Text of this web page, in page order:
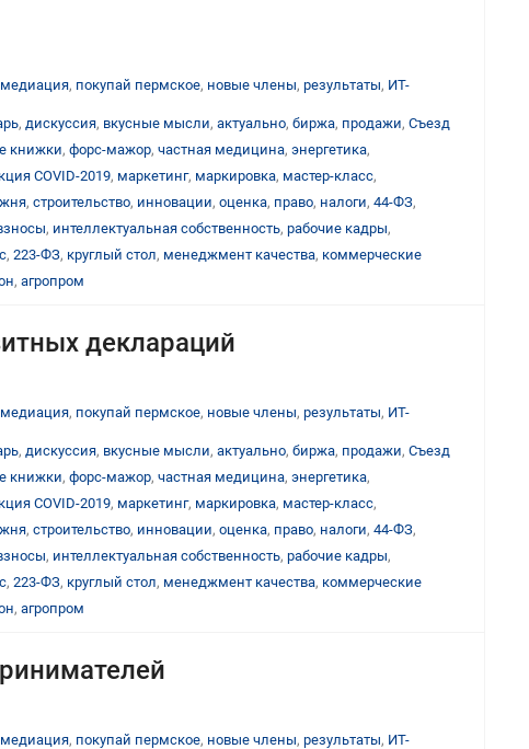
медиация, покупай пермское, новые члены, результаты, ИТ-
, дискуссия, вкусные мысли, актуально, биржа, продажи, Съезд
книжки, форс-мажор, частная медицина, энергетика,
COVID-2019, маркетинг, маркировка, мастер-класс,
, строительство, инновации, оценка, право, налоги, 44-ФЗ,
, интеллектуальная собственность, рабочие кадры,
, 223-ФЗ, круглый стол, менеджмент качества, коммерческие
, агропром
деклараций
медиация, покупай пермское, новые члены, результаты, ИТ-
, дискуссия, вкусные мысли, актуально, биржа, продажи, Съезд
книжки, форс-мажор, частная медицина, энергетика,
COVID-2019, маркетинг, маркировка, мастер-класс,
, строительство, инновации, оценка, право, налоги, 44-ФЗ,
, интеллектуальная собственность, рабочие кадры,
, 223-ФЗ, круглый стол, менеджмент качества, коммерческие
, агропром
медиация, покупай пермское, новые члены, результаты, ИТ-